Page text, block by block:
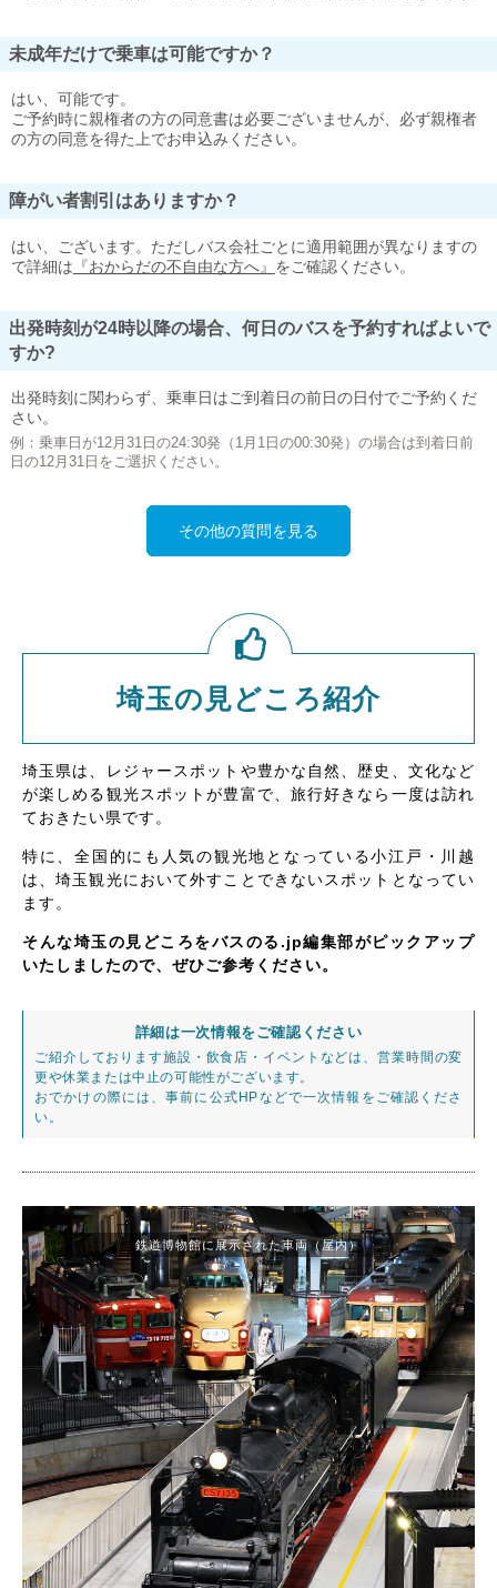
未成年だけで乗車は可能ですか？
はい、可能です。
ご予約時に親権者の方の同意書は必要ございませんが、必ず親権者
の方の同意を得た上でお申込みください。
障がい者割引はありますか？
はい、ございます。ただしバス会社ごとに適用範囲が異なりますの
で詳細は 『おからだの不自由な方へ』 をご確認ください。
出発時刻が24時以降の場合、何日のバスを予約すればよいで
すか?
出発時刻に関わらず、乗車日はご到着日の前日の日付でご予約くだ
さい。
例：乗車日が12月31日の24:30発（1月1日の00:30発）の場合は到着日前
日の12月31日をご選択ください。
その他の質問を見る
埼玉の見どころ紹介
埼玉県は、レジャースポットや豊かな自然、歴史、文化など
が楽しめる観光スポットが豊富で、旅行好きなら一度は訪れ
ておきたい県です。
特に、全国的にも人気の観光地となっている小江戸・川越
は、埼玉観光において外すことできないスポットとなってい
ます。
そんな埼玉の見どころをバスのる.jp編集部がピックアップ
いたしましたので、ぜひご参考ください。
詳細は一次情報をご確認ください
ご紹介しております施設・飲食店・イベントなどは、営業時間の変
更や休業または中止の可能性がございます。
おでかけの際には、事前に公式HPなどで一次情報をご確認くださ
い。
鉄道博物館に展示された車両（屋内）